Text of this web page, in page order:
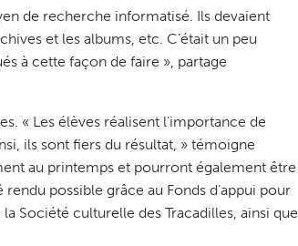
de recherche informatisé. Ils devaient
et les albums, etc. C’était un peu
à cette façon de faire », partage
« Les élèves réalisent l’importance de
ils sont fiers du résultat, » témoigne
au printemps et pourront également être
possible grâce au Fonds d’appui pour
Société culturelle des Tracadilles, ainsi que